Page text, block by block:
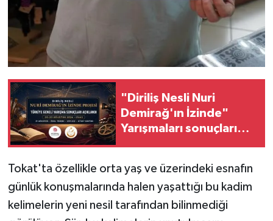
"Diriliş Nesli Nuri
Demirağ'ın İzinde"
Yarışmaları sonuçları
Tokat'ta özellikle orta yaş ve üzerindeki esnafın
günlük konuşmalarında halen yaşattığı bu kadim
kelimelerin yeni nesil tarafından bilinmediği